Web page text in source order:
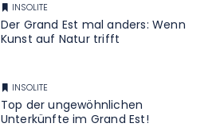
INSOLITE
Der Grand Est mal anders: Wenn
Kunst auf Natur trifft
INSOLITE
Top der ungewöhnlichen
Unterkünfte im Grand Est!